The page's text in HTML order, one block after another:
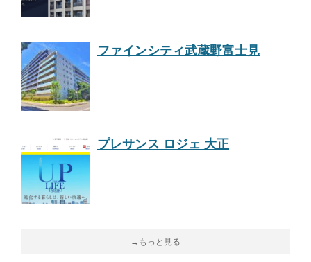
ファインシティ武蔵野富士見
プレサンス ロジェ 大正
→もっと見る